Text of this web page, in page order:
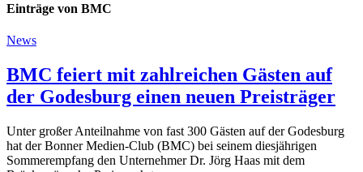
Einträge von BMC
News
BMC feiert mit zahlreichen Gästen auf
der Godesburg einen neuen Preisträger
Unter großer Anteilnahme von fast 300 Gästen auf der Godesburg
hat der Bonner Medien-Club (BMC) bei seinem diesjährigen
Sommerempfang den Unternehmer Dr. Jörg Haas mit dem